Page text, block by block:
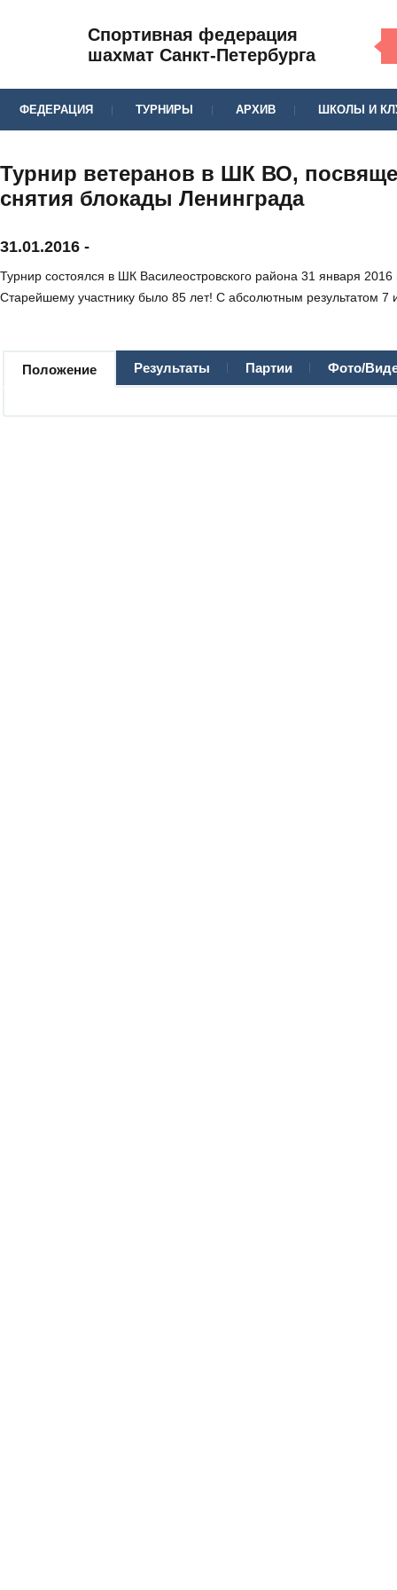
Спортивная федерация
шахмат Санкт-Петербурга
ФЕДЕРАЦИЯ ТУРНИРЫ АРХИВ ШКОЛЫ И
Турнир ветеранов в ШК ВО,
снятия блокады Ленинграда
31.01.2016 -
Турнир состоялся в ШК Василеостровского района 31 января
Старейшему участнику было 85 лет! С абсолютным результатом 7
Положение Результаты Партии Фото/